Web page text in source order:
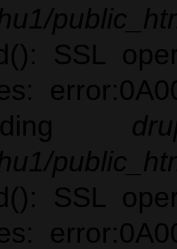
SSL
SSL